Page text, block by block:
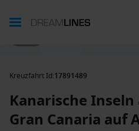
Kreuzfahrt Id:17891489
Kanarische Inseln
Gran Canaria auf